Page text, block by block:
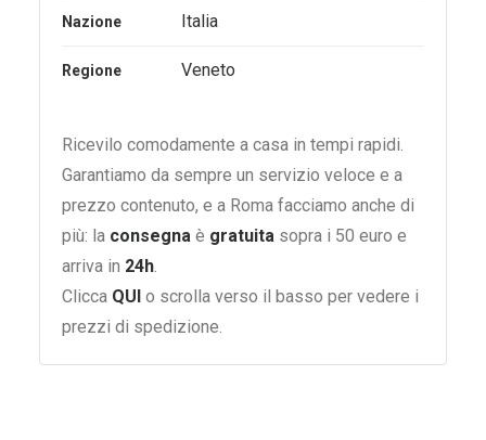
Nazione Italia
Regione Veneto
Ricevilo comodamente a casa in tempi rapidi.
Garantiamo da sempre un servizio veloce e a
prezzo contenuto, e a Roma facciamo anche di
più: la consegna è gratuita sopra i 50 euro e
arriva in 24h.
Clicca QUI o scrolla verso il basso per vedere i
prezzi di spedizione.